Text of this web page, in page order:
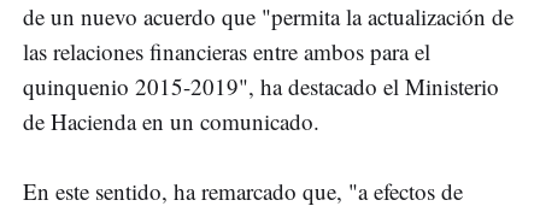
de un nuevo acuerdo que "permita la actualización de
las relaciones financieras entre ambos para el
quinquenio 2015-2019", ha destacado el Ministerio
de Hacienda en un comunicado.
En este sentido, ha remarcado que, "a efectos de